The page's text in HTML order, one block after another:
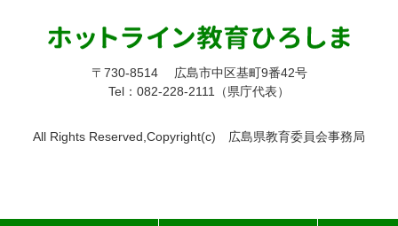
〒730-8514
広島市中区基町9番42号
Tel：082-228-2111（県庁代表）
All Rights Reserved,Copyright(c) 広島県教育委員会事務局